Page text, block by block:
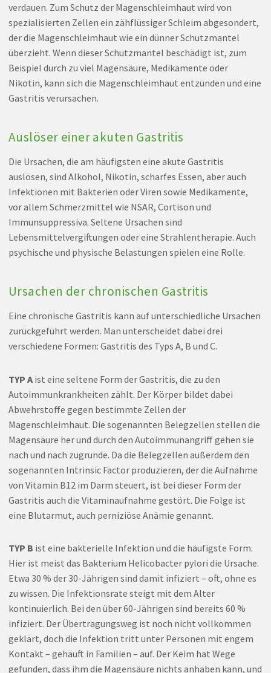
verdauen. Zum Schutz der Magenschleimhaut wird von
spezialisierten Zellen ein zähflüssiger Schleim abgesondert,
der die Magenschleimhaut wie ein dünner Schutzmantel
überzieht. Wenn dieser Schutzmantel beschädigt ist, zum
Beispiel durch zu viel Magensäure, Medikamente oder
Nikotin, kann sich die Magenschleimhaut entzünden und eine
Gastritis verursachen.
Auslöser einer akuten Gastritis
Die Ursachen, die am häufigsten eine akute Gastritis
auslösen, sind Alkohol, Nikotin, scharfes Essen, aber auch
Infektionen mit Bakterien oder Viren sowie Medikamente,
vor allem Schmerzmittel wie NSAR, Cortison und
Immunsuppressiva. Seltene Ursachen sind
Lebensmittelvergiftungen oder eine Strahlentherapie. Auch
psychische und physische Belastungen spielen eine Rolle.
Ursachen der chronischen Gastritis
Eine chronische Gastritis kann auf unterschiedliche Ursachen
zurückgeführt werden. Man unterscheidet dabei drei
verschiedene Formen: Gastritis des Typs A, B und C.
TYP Aist eine seltene Form der Gastritis, die zu den
Autoimmunkrankheiten zählt. Der Körper bildet dabei
Abwehrstoffe gegen bestimmte Zellen der
Magenschleimhaut. Die sogenannten Belegzellen stellen die
Magensäure her und durch den Autoimmunangriff gehen sie
nach und nach zugrunde. Da die Belegzellen außerdem den
sogenannten Intrinsic Factor produzieren, der die Aufnahme
von Vitamin B12 im Darm steuert, ist bei dieser Form der
Gastritis auch die Vitaminaufnahme gestört. Die Folge ist
eine Blutarmut, auch perniziöse Anämie genannt.
TYP B ist eine bakterielle Infektion und die häufigste Form.
Hier ist meist das Bakterium Helicobacter pylori die Ursache.
Etwa 30 % der 30-Jährigen sind damit infiziert – oft, ohne es
zu wissen. Die Infektionsrate steigt mit dem Alter
kontinuierlich. Bei den über 60-Jährigen sind bereits 60 %
infiziert. Der Übertragungsweg ist noch nicht vollkommen
geklärt, doch die Infektion tritt unter Personen mit engem
Kontakt – gehäuft in Familien – auf. Der Keim hat Wege
gefunden, dass ihm die Magensäure nichts anhaben kann, und